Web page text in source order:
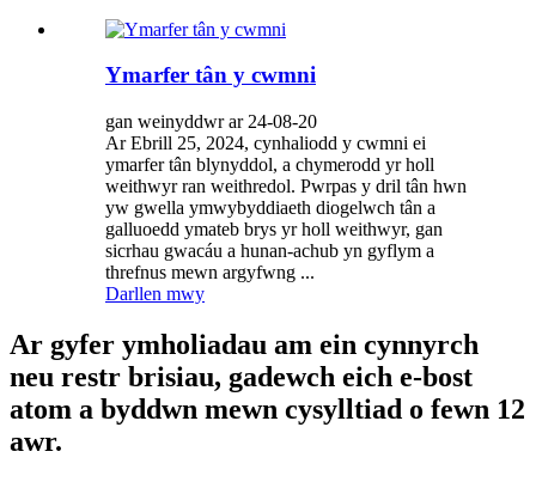
Ymarfer tân y cwmni
gan weinyddwr ar 24-08-20
Ar Ebrill 25, 2024, cynhaliodd y cwmni ei
ymarfer tân blynyddol, a chymerodd yr holl
weithwyr ran weithredol. Pwrpas y dril tân hwn
yw gwella ymwybyddiaeth diogelwch tân a
galluoedd ymateb brys yr holl weithwyr, gan
sicrhau gwacáu a hunan-achub yn gyflym a
threfnus mewn argyfwng ...
Darllen mwy
Ar gyfer ymholiadau am ein cynnyrch
neu restr brisiau, gadewch eich e-bost
atom a byddwn mewn cysylltiad o fewn 12
awr.